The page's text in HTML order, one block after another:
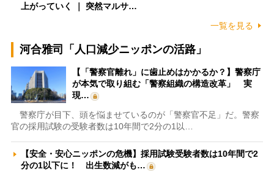
上がっていく ｜ 突然マルサ…
一覧を見る
河合雅司「人口減少ニッポンの活路」
【「警察官離れ」に歯止めはかかるか？】警察庁
が本気で取り組む「警察組織の構造改革」 実
現…
警察庁が目下、頭を悩ませているのが「警察官不足」だ。警察
官の採用試験の受験者数は10年間で2分の1以…
【安全・安心ニッポンの危機】採用試験受験者数は10年間で2
分の1以下に！ 出生数減がも…